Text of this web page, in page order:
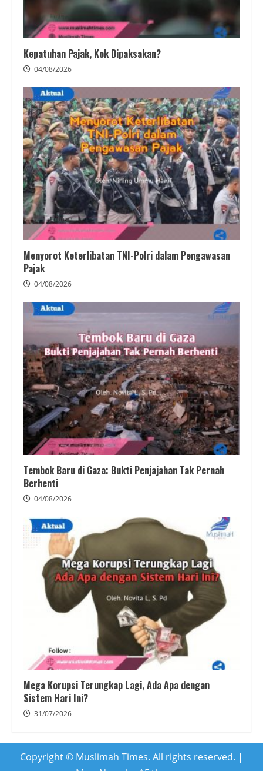
Kepatuhan Pajak, Kok Dipaksakan?
04/08/2026
Menyorot Keterlibatan TNI-Polri dalam Pengawasan
Pajak
04/08/2026
Tembok Baru di Gaza: Bukti Penjajahan Tak Pernah
Berhenti
04/08/2026
Mega Korupsi Terungkap Lagi, Ada Apa dengan
Sistem Hari Ini?
31/07/2026
Copyright © Muslimah Times. All rights reserved. |